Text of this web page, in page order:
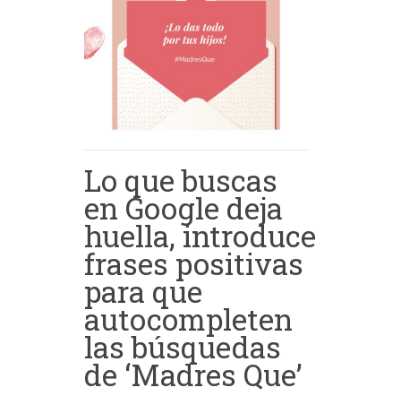
Lo que buscas
en Google deja
huella, introduce
frases positivas
para que
autocompleten
las búsquedas
de ‘Madres Que’